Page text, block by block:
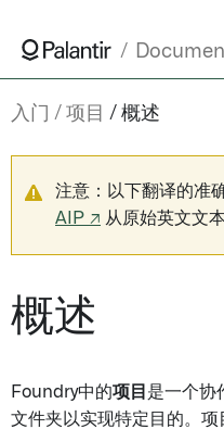
入门 项目 概述
注意：以下翻译的准
AIP ↗ 从原始英文文
概述
Foundry中的项目 是一个协
文件夹以实现特定目的。